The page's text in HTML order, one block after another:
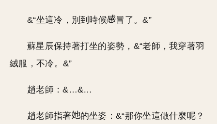
&“坐這冷，別到時候 冒了。&”
蘇星辰保持著打坐的姿勢，&“老師，我穿著羽
絨服，不冷。&”
趙老師：&…&…
趙老師指著
的坐姿：&“那你坐這做什麼呢？